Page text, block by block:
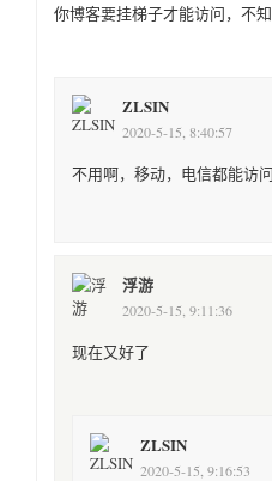
你博客要挂梯子才能访问，不知
ZLSIN
2020-5-15, 8:40:57
不用啊，移动，电信都能访问
浮游
2020-5-15, 9:11:36
现在又好了
ZLSIN
2020-5-15, 9:16:53